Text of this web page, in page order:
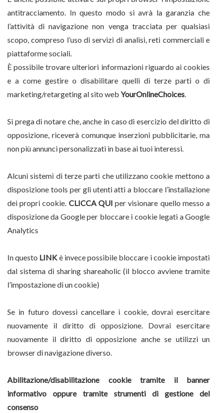
antitracciamento. In questo modo si avrà la garanzia che
l’attività di navigazione non venga tracciata per qualsiasi
scopo, compreso l’uso di servizi di analisi, reti commerciali e
piattaforme sociali.
È possibile trovare ulteriori informazioni riguardo ai cookies
e a come gestire o disabilitare quelli di terze parti o di
marketing/retargeting al sito web YourOnlineChoices.
Si prega di notare che, anche in caso di esercizio del diritto di
opposizione, riceverà comunque inserzioni pubblicitarie, ma
non più annunci personalizzati in base ai tuoi interessi.
Alcuni sistemi di terze parti che utilizzano cookie mettono a
disposizione tools per gli utenti atti a bloccare l’installazione
dei propri cookie. CLICCA QUI per visionare quello messo a
disposizione da Google per bloccare i cookie legati a Google
Analytics
In questo LINKè invece possibile bloccare i cookie impostati
dal sistema di sharing shareaholic (il blocco avviene tramite
l’impostazione di un cookie)
Se in futuro dovessi cancellare i cookie, dovrai esercitare
nuovamente il diritto di opposizione. Dovrai esercitare
nuovamente il diritto di opposizione anche se utilizzi un
browser di navigazione diverso.
Abilitazione/disabilitazione cookie tramite il banner
informativo oppure tramite strumenti di gestione del
consenso